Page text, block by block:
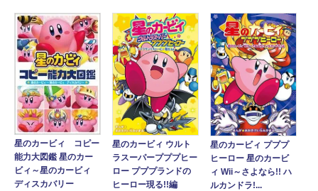
星のカービィ コピー
能力大図鑑 星のカー
ビィ～星のカービィ
ディスカバリー
星のカービィ ウルト
ラスーパープププヒー
ロー プププランドの
ヒーロー現る!!編
星のカービィ プププ
ヒーロー 星のカービ
ィ Wii～さよなら!! ハ
ルカンドラ!...